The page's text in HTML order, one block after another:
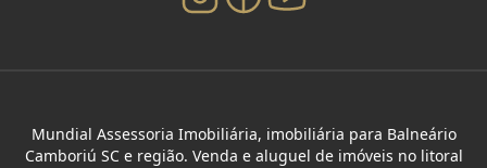
Mundial Assessoria Imobiliária, imobiliária para Balneário
Camboriú SC e região. Venda e aluguel de imóveis no litoral